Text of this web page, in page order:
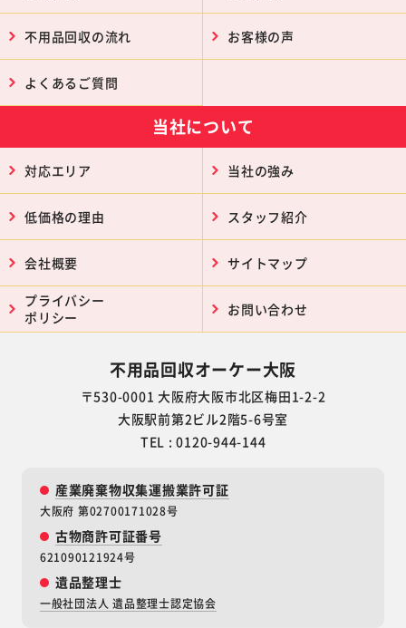
不用品回収の流れ お客様の声
よくあるご質問
当社について
対応エリア 当社の強み
低価格の理由 スタッフ紹介
会社概要 サイトマップ
プライバシー
ポリシー
お問い合わせ
不用品回収オーケー大阪
〒530-0001 大阪府大阪市北区梅田1-2-2
大阪駅前第2ビル2階5-6号室
TEL : 0120-944-144
産業廃棄物収集運搬業許可証
大阪府 第02700171028号
古物商許可証番号
621090121924号
遺品整理士
一般社団法人 遺品整理士認定協会